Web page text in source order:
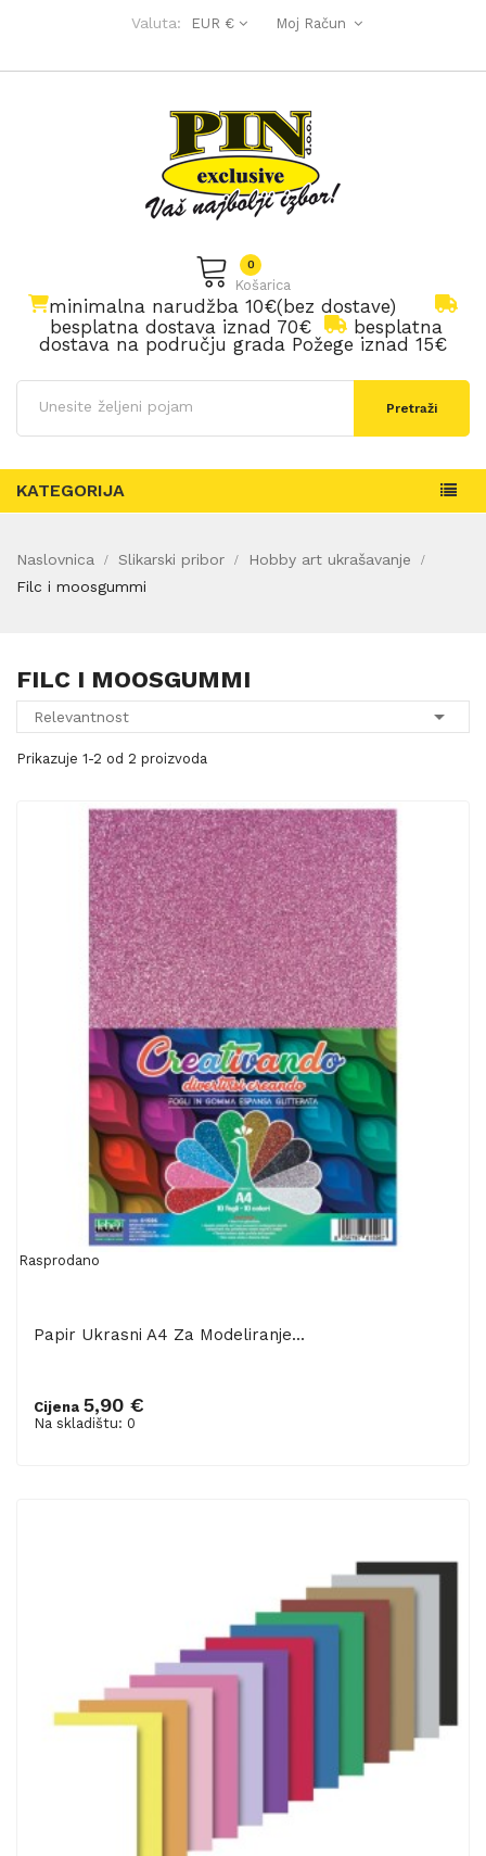
Valuta: EUR € Moj Račun
Košarica
0
minimalna narudžba 10€(bez dostave)
besplatna dostava iznad 70€
besplatna
dostava na području grada Požege iznad 15€
Pretraži
KATEGORIJA
Naslovnica Slikarski pribor
Hobby art ukrašavanje
Filc i moosgummi
FILC I MOOSGUMMI
Relevantnost 
Prikazuje 1-2 od 2 proizvoda
Rasprodano
Papir Ukrasni A4 Za Modeliranje...
Cijena 5,90 €
Na skladištu: 0